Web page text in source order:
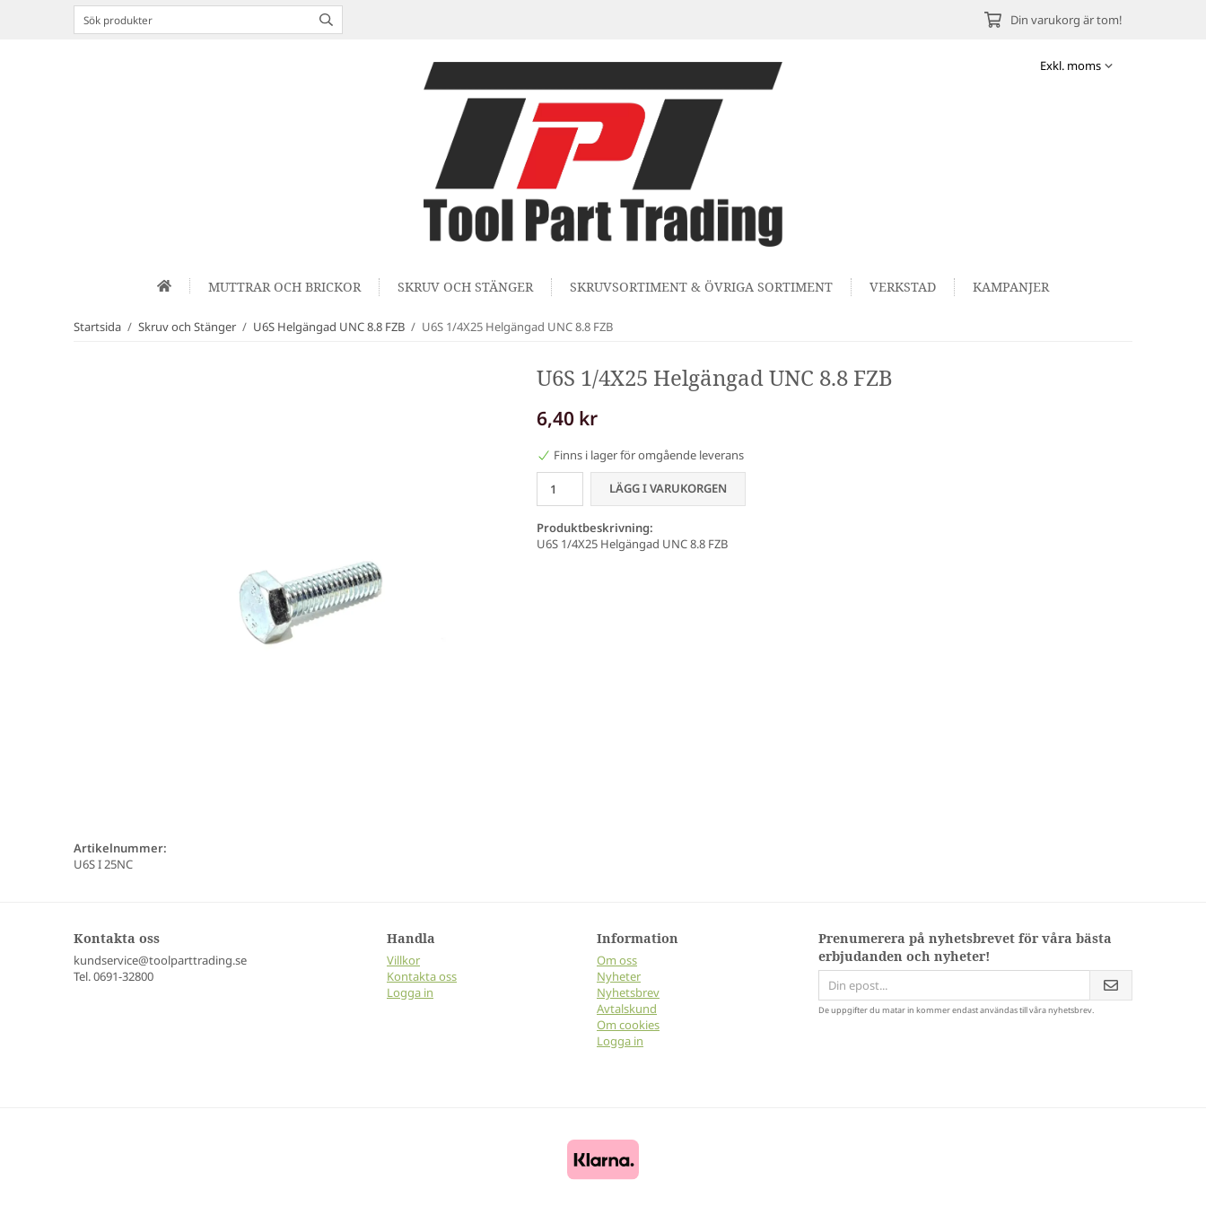
Din varukorg är tom!
MUTTRAR OCH BRICKOR SKRUV OCH STÄNGER SKRUVSORTIMENT & ÖVRIGA SORTIMENT VERKSTAD KAMPANJER
Startsida / Skruv och Stänger / U6S Helgängad UNC 8.8 FZB / U6S 1/4X25 Helgängad UNC 8.8 FZB
U6S 1/4X25 Helgängad UNC 8.8 FZB
6,40 kr
Finns i lager för omgående leverans
LÄGG I VARUKORGEN
Produktbeskrivning:
U6S 1/4X25 Helgängad UNC 8.8 FZB
Artikelnummer:
U6S I 25NC
Kontakta oss
kundservice@toolparttrading.se
Tel. 0691-32800
Handla
Villkor
Kontakta oss
Logga in
Information
Om oss
Nyheter
Nyhetsbrev
Avtalskund
Om cookies
Logga in
Prenumerera på nyhetsbrevet för våra bästa
erbjudanden och nyheter!
De uppgifter du matar in kommer endast användas till våra nyhetsbrev.